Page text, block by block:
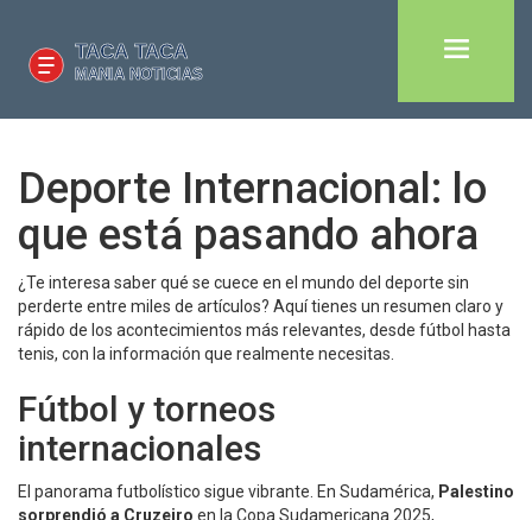
Deporte Internacional: lo
que está pasando ahora
¿Te interesa saber qué se cuece en el mundo del deporte sin
perderte entre miles de artículos? Aquí tienes un resumen claro y
rápido de los acontecimientos más relevantes, desde fútbol hasta
tenis, con la información que realmente necesitas.
Fútbol y torneos
internacionales
El panorama futbolístico sigue vibrante. En Sudamérica, Palestino
sorprendió a Cruzeiro en la Copa Sudamericana 2025,